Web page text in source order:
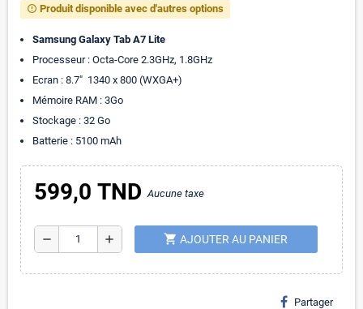
error_outline Produit disponible avec d'autres options
Samsung Galaxy Tab A7 Lite
Processeur : Octa-Core 2.3GHz, 1.8GHz
Ecran : 8.7" 1340 x 800 (WXGA+)
Mémoire RAM : 3Go
Stockage : 32 Go
Batterie : 5100 mAh
599,0 TNDAucune taxe
remove add shopping_cart AJOUTER AU PANIER
Partager